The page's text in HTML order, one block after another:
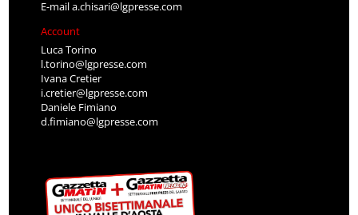
E-maila.chisari@lgpresse.com
Account
Luca Torino
l.torino@lgpresse.com
Ivana Cretier
i.cretier@lgpresse.com
Daniele Fimiano
d.fimiano@lgpresse.com